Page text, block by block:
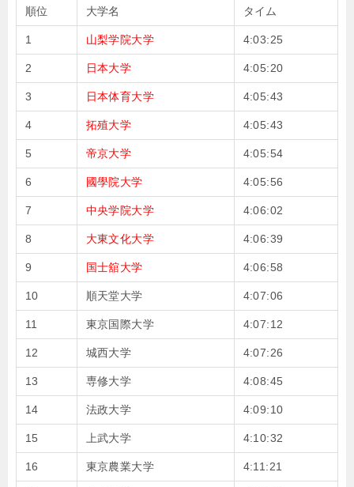
順位 大学名 タイム
1 山梨学院大学 4:03:25
2 日本大学 4:05:20
3 日本体育大学 4:05:43
4 拓殖大学 4:05:43
5 帝京大学 4:05:54
6 國學院大学 4:05:56
7 中央学院大学 4:06:02
8 大東文化大学 4:06:39
9 国士舘大学 4:06:58
10 順天堂大学 4:07:06
11 東京国際大学 4:07:12
12 城西大学 4:07:26
13 専修大学 4:08:45
14 法政大学 4:09:10
15 上武大学 4:10:32
16 東京農業大学 4:11:21